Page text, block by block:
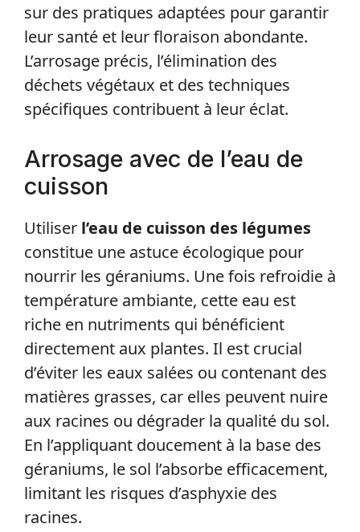
sur des pratiques adaptées pour garantir
leur santé et leur floraison abondante.
L’arrosage précis, l’élimination des
déchets végétaux et des techniques
spécifiques contribuent à leur éclat.
Arrosage avec de l’eau de
cuisson
Utiliser l’eau de cuisson des légumes
constitue une astuce écologique pour
nourrir les géraniums. Une fois refroidie à
température ambiante, cette eau est
riche en nutriments qui bénéficient
directement aux plantes. Il est crucial
d’éviter les eaux salées ou contenant des
matières grasses, car elles peuvent nuire
aux racines ou dégrader la qualité du sol.
En l’appliquant doucement à la base des
géraniums, le sol l’absorbe efficacement,
limitant les risques d’asphyxie des
racines.